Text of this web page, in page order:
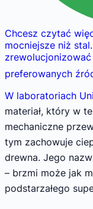
Chcesz czytać
mocniejsze niż
preferowanych
W laboratoriach
materiał, który w
mechaniczne
tym zachowuje
drewna. Jego
– brzmi może jak
podstarzałego